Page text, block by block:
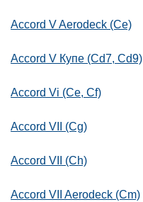
Accord V Aerodeck (Ce)
Accord V Купе (Cd7, Cd9)
Accord Vi (Ce, Cf)
Accord VII (Cg)
Accord VII (Ch)
Accord VII Aerodeck (Cm)